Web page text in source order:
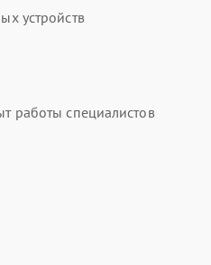
устройств
работы специалистов